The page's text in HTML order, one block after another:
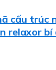
cấu trúc
relaxor bí